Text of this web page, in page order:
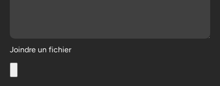
Joindre un fichier